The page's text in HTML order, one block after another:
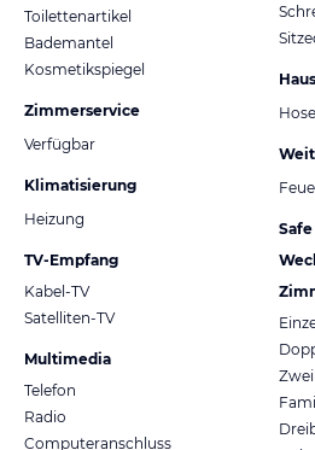
Toilettenartikel
Bademantel
Kosmetikspiegel
Zimmerservice
Verfügbar
Klimatisierung
Heizung
TV-Empfang
Kabel-TV
Satelliten-TV
Multimedia
Telefon
Radio
Computeranschluss
Safe